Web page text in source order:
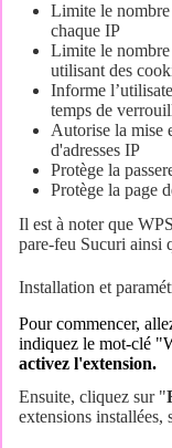
Limite le
chaque IP
Limite le nombre
utilisant des
Informe
temps de
Autorise la mise
d'adresses IP
Protège la
Protège la page
Il est à noter que
pare-feu Sucuri ainsi
Installation et
Pour commencer,
indiquez le mot-clé
activez l'extension.
Ensuite, cliquez sur "
extensions